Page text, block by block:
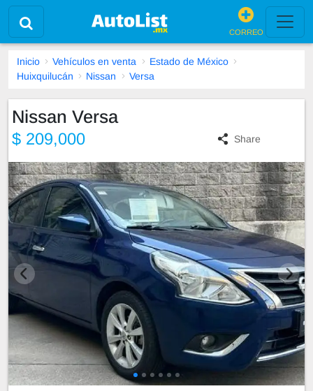
CORREO
Inicio Vehículos en venta
Estado de México
Huixquilucán
Nissan Versa
Nissan Versa
$ 209,000 Share